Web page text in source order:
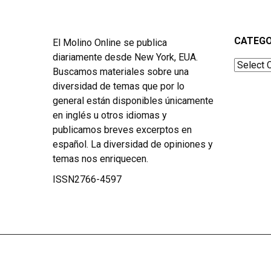
El Molino Online se publica
diariamente desde New York, EUA.
Buscamos materiales sobre una
diversidad de temas que por lo
general están disponibles únicamente
en inglés u otros idiomas y
publicamos breves excerptos en
español. La diversidad de opiniones y
temas nos enriquecen.
ISSN2766-4597